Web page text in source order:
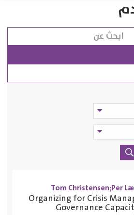
Tom Christensen;Per
Organizing for Crisis
Governance